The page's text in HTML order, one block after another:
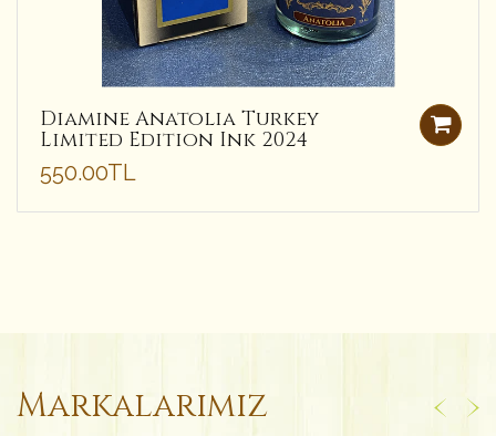
Diamine Anatolia Turkey
Limited Edition Ink 2024
550.00TL
Markalarımız